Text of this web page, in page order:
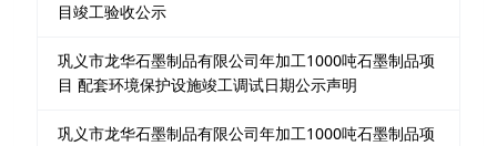
目竣工验收公示
巩义市龙华石墨制品有限公司年加工1000吨石墨制品项
目 配套环境保护设施竣工调试日期公示声明
巩义市龙华石墨制品有限公司年加工1000吨石墨制品项